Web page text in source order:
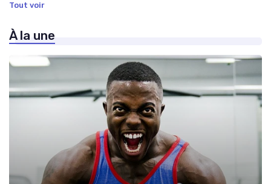
Tout voir
À la une